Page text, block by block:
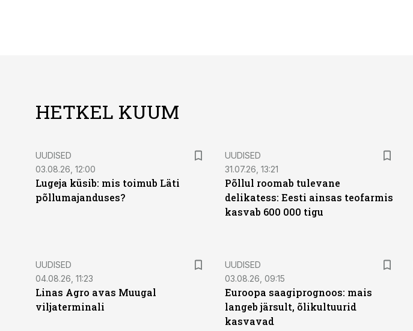
HETKEL KUUM
UUDISED
03.08.26, 12:00
Lugeja küsib: mis toimub Läti
põllumajanduses?
UUDISED
31.07.26, 13:21
Põllul roomab tulevane
delikatess: Eesti ainsas teofarmis
kasvab 600 000 tigu
UUDISED
04.08.26, 11:23
Linas Agro avas Muugal
viljaterminali
UUDISED
03.08.26, 09:15
Euroopa saagiprognoos: mais
langeb järsult, õlikultuurid
kasvavad